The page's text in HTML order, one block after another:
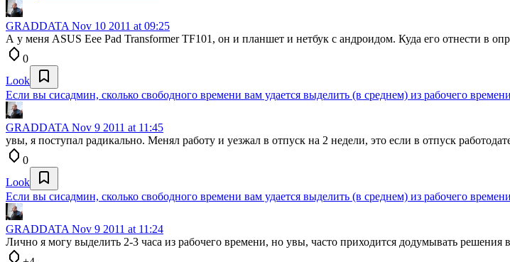
GRADDATA Nov 10 2011 at 09:25
А у меня ASUS Eee Pad Transformer TF101, он и планшет и нетбук с андроидом. Куда его отнести в
0
Look
Если вы сисадмин, сколько свободного времени вам удается выделить (в среднем) из рабочего
GRADDATA Nov 9 2011 at 11:45
увы, я поступал радикально. Менял работу и уезжал в отпуск на 2 недели, это если в отпуск
0
Look
Если вы сисадмин, сколько свободного времени вам удается выделить (в среднем) из рабочего
GRADDATA Nov 9 2011 at 11:24
Лично я могу выделить 2-3 часа из рабочего времени, но увы, часто приходится додумывать решения